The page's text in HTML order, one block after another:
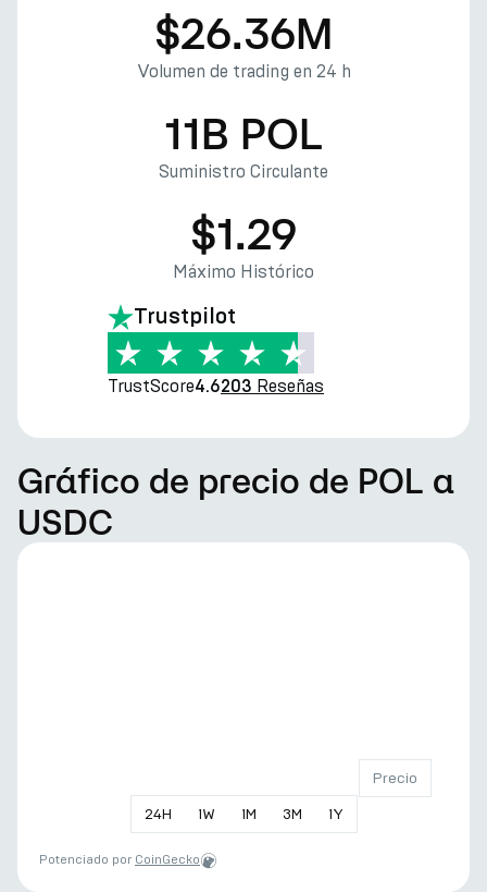
$26.36M
Volumen de trading en 24 h
11B POL
Suministro Circulante
$1.29
Máximo Histórico
Trustpilot
TrustScore4.6203 Reseñas
Gráfico de precio de POL a
USDC
24H 1W 1M 3M 1Y
Precio
Potenciado por CoinGecko